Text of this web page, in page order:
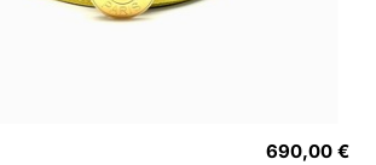
690,00 €